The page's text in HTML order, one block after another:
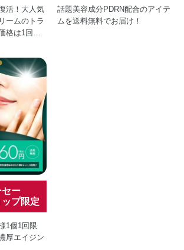
活！大人気
ームのトラ
格は1回限
話題美容成分PDRN配合のアイテ
ムを送料無料でお届け！
セー
プ限定
1個1回限
厚エイジン